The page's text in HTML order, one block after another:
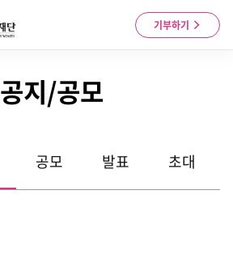
기부하기
공지/공모
공모 발표 초대